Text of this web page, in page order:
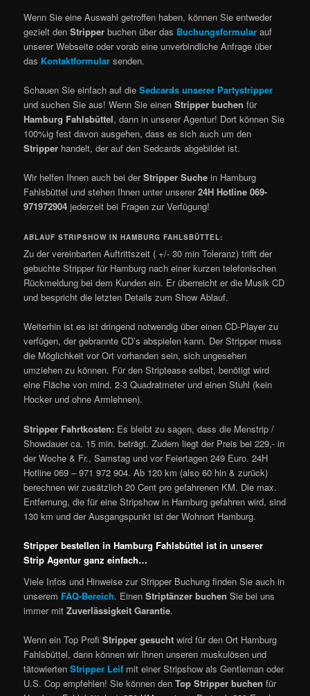
Wenn Sie eine Auswahl getroffen haben, können Sie entweder
gezielt denStripper buchen über das Buchungsformular auf
unserer Webseite oder vorab eine unverbindliche Anfrage über
das Kontaktformular senden.
Schauen Sie einfach auf dieSedcards unserer Partystripper
und suchen Sie aus! Wenn Sie einenStripper buchen für
Hamburg Fahlsbüttel, dann in unserer Agentur! Dort können Sie
100%ig fest davon ausgehen, dass es sich auch um den
Stripper handelt, der auf den Sedcards abgebildet ist.
Wir helfen Ihnen auch bei derStripper Suche in Hamburg
Fahlsbüttel und stehen Ihnen unter unserer24H Hotline 069-
971972904 jederzeit bei Fragen zur Verfügung!
ABLAUF STRIPSHOW IN HAMBURG FAHLSBÜTTEL:
Zu der vereinbarten Auftrittszeit ( +/- 30 min Toleranz) trifft der
gebuchte Stripper für Hamburg nach einer kurzen telefonischen
Rückmeldung bei dem Kunden ein. Er überreicht er die Musik CD
und bespricht die letzten Details zum Show Ablauf.
Weiterhin ist es ist dringend notwendig über einen CD-Player zu
verfügen, der gebrannte CD’s abspielen kann. Der Stripper muss
die Möglichkeit vor Ort vorhanden sein, sich ungesehen
umziehen zu können. Für den Striptease selbst, benötigt wird
eine Fläche von mind. 2-3 Quadratmeter und einen Stuhl (kein
Hocker und ohne Armlehnen).
Stripper Fahrtkosten: Es bleibt zu sagen, dass die Menstrip /
Showdauer ca. 15 min. beträgt. Zudem liegt der Preis bei 229,- in
der Woche & Fr., Samstag und vor Feiertagen 249 Euro. 24H
Hotline 069 – 971 972 904. Ab 120 km (also 60 hin & zurück)
berechnen wir zusätzlich 20 Cent pro gefahrenen KM. Die max.
Entfernung, die für eine Stripshow in Hamburg gefahren wird, sind
130 km und der Ausgangspunkt ist der Wohnort Hamburg.
Stripper bestellen in Hamburg Fahlsbüttel ist in unserer
Strip Agentur ganz einfach…
Viele Infos und Hinweise zur Stripper Buchung finden Sie auch in
unserem FAQ-Bereich. EinenStriptänzer buchen Sie bei uns
immer mitZuverlässigkeit Garantie.
Wenn ein Top ProfiStripper gesucht wird für den Ort Hamburg
Fahlsbüttel, dann können wir Ihnen unseren muskulösen und
tätowiertenStripper Leif mit einer Stripshow als Gentleman oder
U.S. Cop empfehlen! Sie können denTop Stripper buchen für